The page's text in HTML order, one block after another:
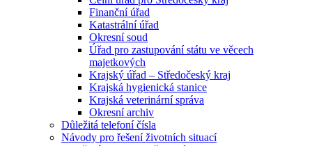
Finanční úřad
Katastrální úřad
Okresní soud
Úřad pro zastupování státu ve věcech
majetkových
Krajský úřad – Středočeský kraj
Krajská hygienická stanice
Krajská veterinární správa
Okresní archiv
Důležitá telefoní čísla
Návody pro řešení životních situací